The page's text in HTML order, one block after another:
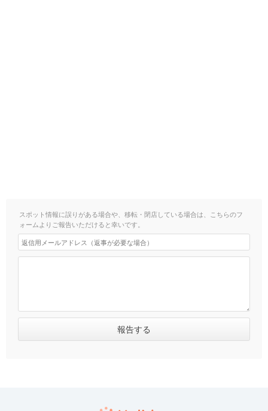
スポット情報に誤りがある場合や、移転・閉店している場合は、こちらのフ
ォームよりご報告いただけると幸いです。